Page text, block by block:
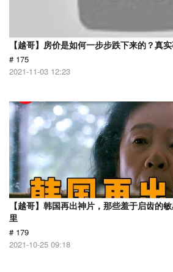
【越哥】房价是如何一步步跌下来的？真
# 175
2021-11-03 12:23
【越哥】韩国再出神片，那些羞于启齿的
里
# 179
2021-10-25 09:18